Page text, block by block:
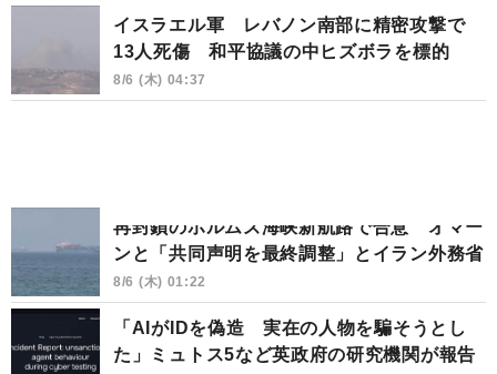
イスラエル軍 レバノン南部に精密攻撃で
13人死傷 和平協議の中ヒズボラを標的
8/6 (木) 04:37
再封鎖のホルムズ海峡新航路で合意 オマー
ンと「共同声明を最終調整」とイラン外務省
8/6 (木) 01:22
「AIがIDを偽造 実在の人物を騙そうとし
た」ミュトス5など英政府の研究機関が報告